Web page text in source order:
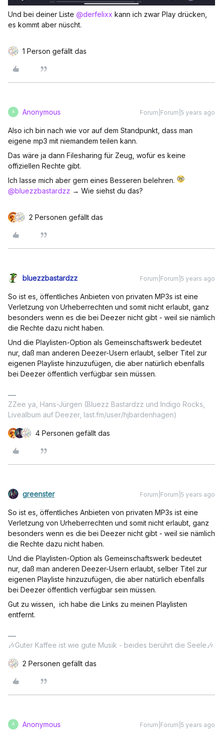
Und bei deiner Liste @derfelixx kann ich zwar Play drücken,
es kommt aber nüscht.
1 Person gefällt das
A Anonymous Forum|Forum|5 years ago
Also ich bin nach wie vor auf dem Standpunkt, dass man
eigene mp3 mit niemandem teilen kann.
Das wäre ja dann Filesharing für Zeug, wofür es keine
offiziellen Rechte gibt.
Ich lasse mich aber gern eines Besseren belehren.
@bluezzbastardzz → Wie siehst du das?
2 Personen gefällt das
bluezzbastardzz Forum|Forum|5 years ago
So ist es, öffentliches Anbieten von privaten MP3s ist eine
Verletzung von Urheberrechten und somit nicht erlaubt, ganz
besonders wenn es die bei Deezer nicht gibt - weil sie nämlich
die Rechte dazu nicht haben.
Und die Playlisten-Option als Gemeinschaftswerk bedeutet
nur, daß man anderen Deezer-Usern erlaubt, selber Titel zur
eigenen Playliste hinzuzufügen, die aber natürlich ebenfalls
bei Deezer öffentlich verfügbar sein müssen.
ZZee ya, Hans-Jürgen (Bluezz Bastardzz und Indigo Rocks,
Livealbum auf Deezer, last.fm/user/hjbardenhagen)
4 Personen gefällt das
greenster Forum|Forum|5 years ago
So ist es, öffentliches Anbieten von privaten MP3s ist eine
Verletzung von Urheberrechten und somit nicht erlaubt, ganz
besonders wenn es die bei Deezer nicht gibt - weil sie nämlich
die Rechte dazu nicht haben.
Und die Playlisten-Option als Gemeinschaftswerk bedeutet
nur, daß man anderen Deezer-Usern erlaubt, selber Titel zur
eigenen Playliste hinzuzufügen, die aber natürlich ebenfalls
bei Deezer öffentlich verfügbar sein müssen.
Gut zu wissen, ich habe die Links zu meinen Playlisten
entfernt.
🎶Guter Kaffee ist wie gute Musik - beides berührt die Seele🎶
2 Personen gefällt das
A Anonymous Forum|Forum|5 years ago